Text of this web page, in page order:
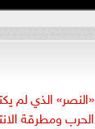
«النصر» الذي لم
الحرب ومطرقة